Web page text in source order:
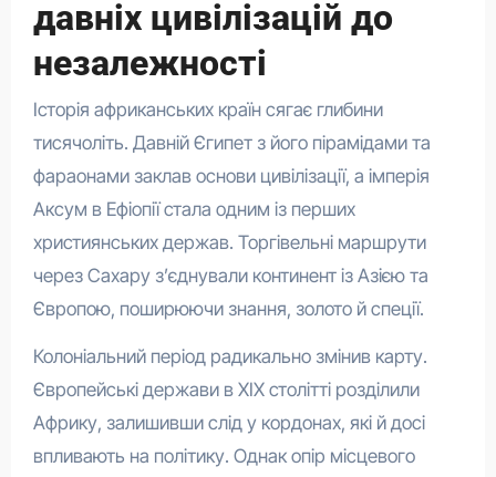
давніх цивілізацій до
незалежності
Історія африканських країн сягає глибини
тисячоліть. Давній Єгипет з його пірамідами та
фараонами заклав основи цивілізації, а імперія
Аксум в Ефіопії стала одним із перших
християнських держав. Торгівельні маршрути
через Сахару з’єднували континент із Азією та
Європою, поширюючи знання, золото й спеції.
Колоніальний період радикально змінив карту.
Європейські держави в XIX столітті розділили
Африку, залишивши слід у кордонах, які й досі
впливають на політику. Однак опір місцевого